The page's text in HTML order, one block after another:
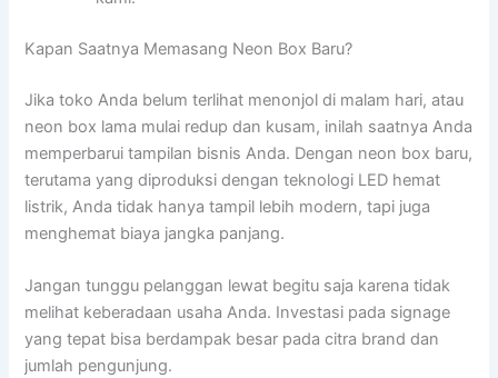
Kapan Saatnya Memasang Neon Box Baru?
Jika toko Anda belum terlihat menonjol di malam hari, atau
neon box lama mulai redup dan kusam, inilah saatnya Anda
memperbarui tampilan bisnis Anda. Dengan neon box baru,
terutama yang diproduksi dengan teknologi LED hemat
listrik, Anda tidak hanya tampil lebih modern, tapi juga
menghemat biaya jangka panjang.
Jangan tunggu pelanggan lewat begitu saja karena tidak
melihat keberadaan usaha Anda. Investasi pada signage
yang tepat bisa berdampak besar pada citra brand dan
jumlah pengunjung.